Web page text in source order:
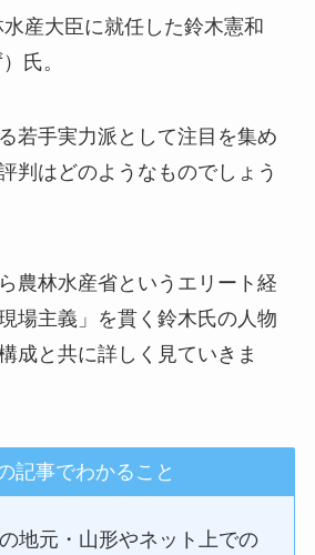
産大臣に就任した鈴木憲和
氏。
若手実力派として注目を集め
判はどのようなものでしょう
農林水産省というエリート経
場主義」を貫く鈴木氏の人物
成と共に詳しく見ていきま
記事でわかること
地元・山形やネット上での